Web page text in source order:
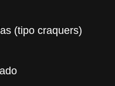
(tipo craquers)